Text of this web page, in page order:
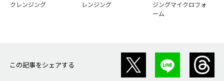
クレンジング
レンジング
ジングマイクロフォ
ーム
この記事をシェアする